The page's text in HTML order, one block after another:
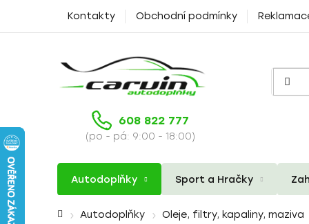
Kontakty Obchodní podmínky
608 822 777
(po - pá: 9:00 - 18:00)
Autodoplňky Sport a Hračky
Domů Autodoplňky Oleje, filtry, kapaliny, maziva